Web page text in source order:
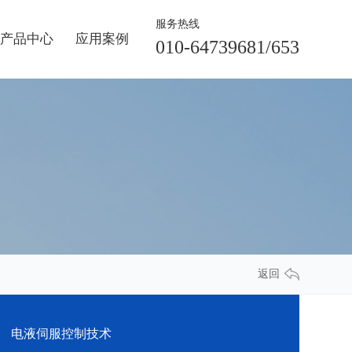
产品中心 应用案例
服务热线
010-64739681/653
返回
电液伺服控制技术